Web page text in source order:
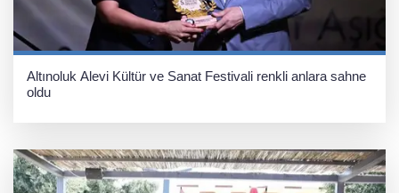
Altınoluk Alevi Kültür ve Sanat Festivali renkli anlara sahne
oldu